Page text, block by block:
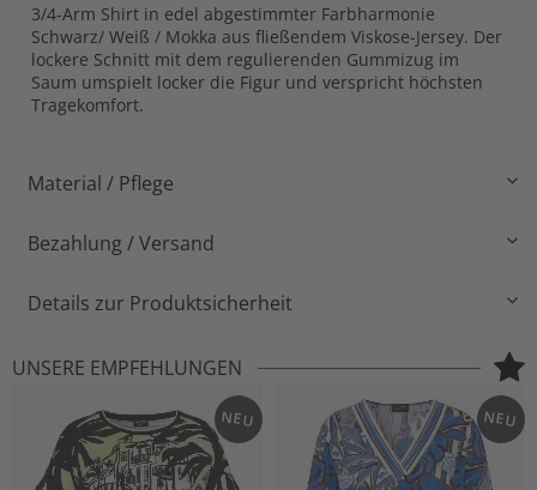
3/4-Arm Shirt in edel abgestimmter Farbharmonie
Schwarz/ Weiß / Mokka aus fließendem Viskose-Jersey. Der
lockere Schnitt mit dem regulierenden Gummizug im
Saum umspielt locker die Figur und verspricht höchsten
Tragekomfort.
Material / Pflege
Bezahlung / Versand
Details zur Produktsicherheit
UNSERE EMPFEHLUNGEN
NEU NEU